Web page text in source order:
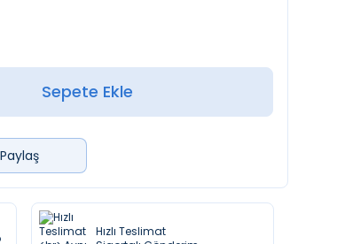
Sepete Ekle
Paylaş
Hızlı Teslimat